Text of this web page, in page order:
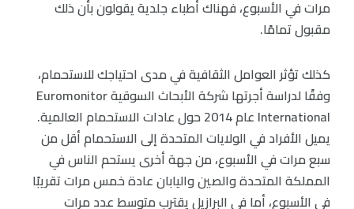
مرات في الأسبوع، فهناك أطباء جلدية يقولون بأن ذلك
مقبول تمامًا.
كذلك تؤثر العوامل الثقافية في مدى احتياجك للاستحمام،
وفقًا لدراسة أجرتها شركة الأبحاث السوقية Euromonitor
International عام 2014 حول عادات الاستحمام العالمية.
يميل الأفراد في الولايات المتحدة إلى الاستحمام أقل من
سبع مرات في الأسبوع، من جهة أخرى يستحم الناس في
المملكة المتحدة والصين واليابان عادة خمس مرات تقريبًا
في الأسبوع، أما في البرازيل يقترب متوسط عدد مرات